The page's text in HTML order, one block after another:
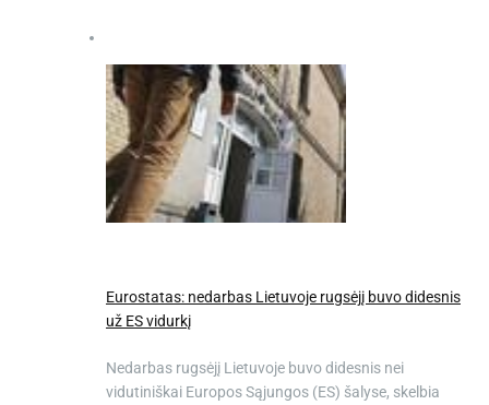
Eurostatas: nedarbas Lietuvoje rugsėjį buvo didesnis
už ES vidurkį
Nedarbas rugsėjį Lietuvoje buvo didesnis nei
vidutiniškai Europos Sąjungos (ES) šalyse, skelbia